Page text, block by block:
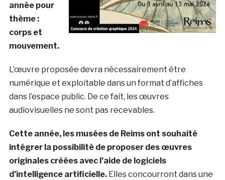
année pour
thème :
corps et
mouvement.
L’œuvre proposée devra nécessairement être
numérique et exploitable dans un format d’affiches
dans l’espace public. De ce fait, les œuvres
audiovisuelles ne sont pas recevables.
Cette année, les musées de Reims ont souhaité
intégrer la possibilité de proposer des œuvres
originales créées avec l’aide de logiciels
d’intelligence artificielle.Elles concourront dans une